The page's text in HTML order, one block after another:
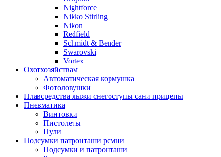
Nightforce
Nikko Stirling
Nikon
Redfield
Schmidt & Bender
Swarovski
Vortex
Охотхозяйствам
Автоматическая кормушка
Фотоловушки
Плавсредства лыжи снегоступы сани прицепы
Пневматика
Винтовки
Пистолеты
Пули
Подсумки патронташи ремни
Подсумки и патронташи